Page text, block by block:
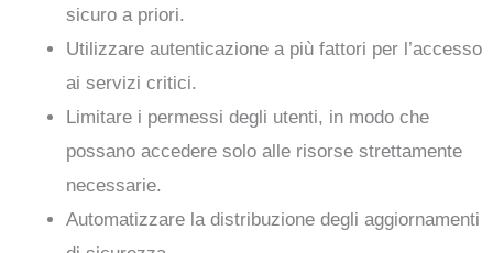
sicuro a priori.
Utilizzare autenticazione a più fattori per l’accesso
ai servizi critici.
Limitare i permessi degli utenti, in modo che
possano accedere solo alle risorse strettamente
necessarie.
Automatizzare la distribuzione degli aggiornamenti